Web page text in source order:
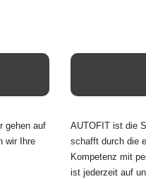
gehen auf
wir Ihre
AUTOFIT ist die
schafft durch die
Kompetenz mit
ist jederzeit auf